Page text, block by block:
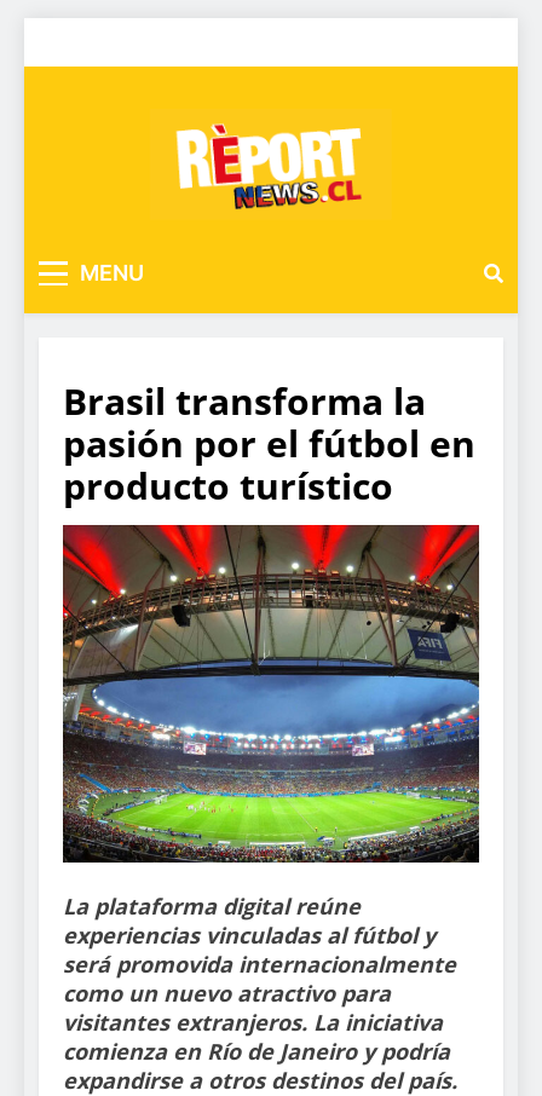
MENU
Brasil transforma la
pasión por el fútbol en
producto turístico
La plataforma digital reúne
experiencias vinculadas al fútbol y
será promovida internacionalmente
como un nuevo atractivo para
visitantes extranjeros. La iniciativa
comienza en Río de Janeiro y podría
expandirse a otros destinos del país.